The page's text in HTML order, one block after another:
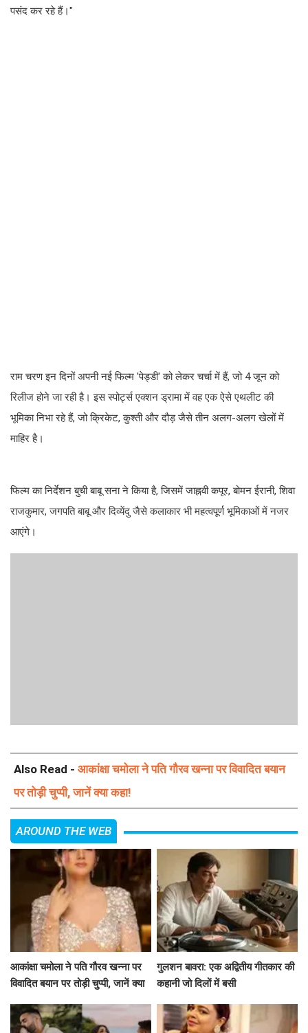
पसंद कर रहे हैं।"
राम चरण इन दिनों अपनी नई फिल्म 'पेड्डी' को लेकर चर्चा में हैं, जो 4 जून को
रिलीज होने जा रही है। इस स्पोर्ट्स एक्शन ड्रामा में वह एक ऐसे एथलीट की
भूमिका निभा रहे हैं, जो क्रिकेट, कुश्ती और दौड़ जैसे तीन अलग-अलग खेलों में
माहिर है।
फिल्म का निर्देशन बुची बाबू सना ने किया है, जिसमें जाह्नवी कपूर, बोमन ईरानी, शिवा
राजकुमार, जगपति बाबू और दिव्येंदु जैसे कलाकार भी महत्वपूर्ण भूमिकाओं में नजर
आएंगे।
Also Read - आकांक्षा चमोला ने पति गौरव खन्ना पर विवादित बयान
पर तोड़ी चुप्पी, जानें क्या कहा!
AROUND THE WEB
आकांक्षा चमोला ने पति गौरव खन्ना पर
विवादित बयान पर तोड़ी चुप्पी, जानें क्या
गुलशन बावरा: एक अद्वितीय गीतकार की
कहानी जो दिलों में बसी